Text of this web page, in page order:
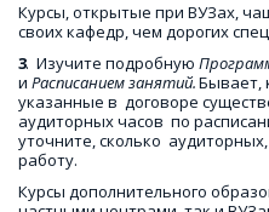
Курсы, открытые при ВУЗах,
своих кафедр, чем дорогих
3.  Изучите подробную
и Расписанием занятий. Бывает,
указанные в  договоре
аудиторных часов  по
уточните, сколько
работу.
Курсы дополнительного